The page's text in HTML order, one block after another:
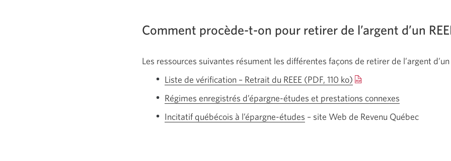
Comment procède-t-on pour retirer de l’argent d’un
Les ressources suivantes résument les différentes façons de retirer de l’argent d’un
Liste de vérification – Retrait du REEE (PDF, 110 ko) Une
fenêtre
s’affichera.
Régimes enregistrés d’épargne-études et prestations connexes
nouvelle
Incitatif québécois à l’épargne-études Une
– site Web de Revenu Québec